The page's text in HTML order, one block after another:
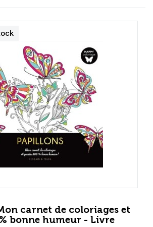
carnet de coloriages et
bonne humeur - Livre